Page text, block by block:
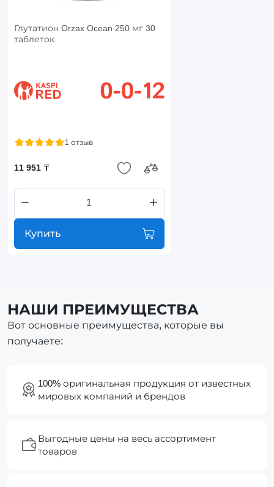
Глутатион Orzax Ocean 250 мг 30
таблеток
1 отзыв
11 951 ₸
Купить
НАШИ ПРЕИМУЩЕСТВА
Вот основные преимущества, которые вы
получаете:
100% оригинальная продукция от известных
мировых компаний и брендов
Выгодные цены на весь ассортимент
товаров